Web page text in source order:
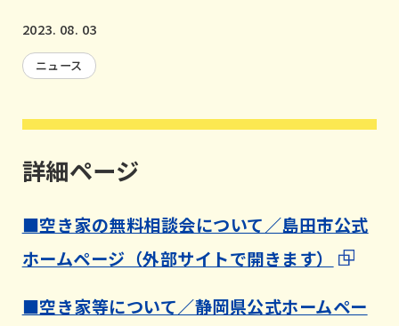
2023. 08. 03
ニュース
詳細ページ
■空き家の無料相談会について／島田市公式
ホームページ（外部サイトで開きます）
■空き家等について／静岡県公式ホームペー